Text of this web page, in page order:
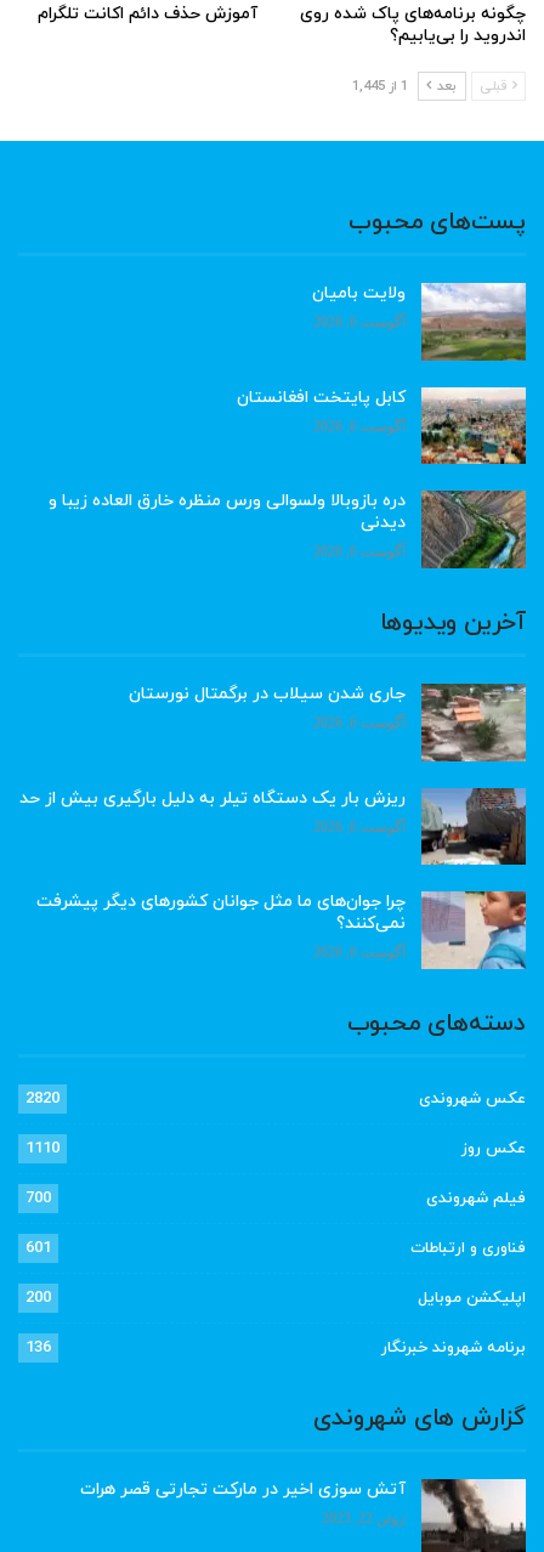
چگونه برنامه‌های پاک شده روی
اندروید را بی‌یابیم؟
آموزش حذف دائم اکانت تلگرام
قبلی بعد 1 از 1,445
پست‌های محبوب
ولایت بامیان
آگوست 6, 2026
کابل پایتخت افغانستان
آگوست 6, 2026
دره بازوبالا ولسوالی ورس منظره خارق العاده زیبا و
دیدنی
آگوست 6, 2026
آخرین ویدیوها
جاری شدن سیلاب در برگمتال نورستان
آگوست 6, 2026
ریزش بار یک دستگاه تیلر به دلیل بارگیری بیش از حد
آگوست 6, 2026
چرا جوان‌های ما مثل جوانان کشورهای دیگر پیشرفت
نمی‌کنند؟
آگوست 6, 2026
دسته‌های محبوب
عکس شهروندی 2820
عکس روز 1110
فیلم شهروندی 700
فناوری و ارتباطات 601
اپلیکشن موبایل 200
برنامه شهروند خبرنگار 136
گزارش های شهروندی
آتش سوزی اخیر در مارکت تجارتی قصر هرات
ژوئن 22, 2023